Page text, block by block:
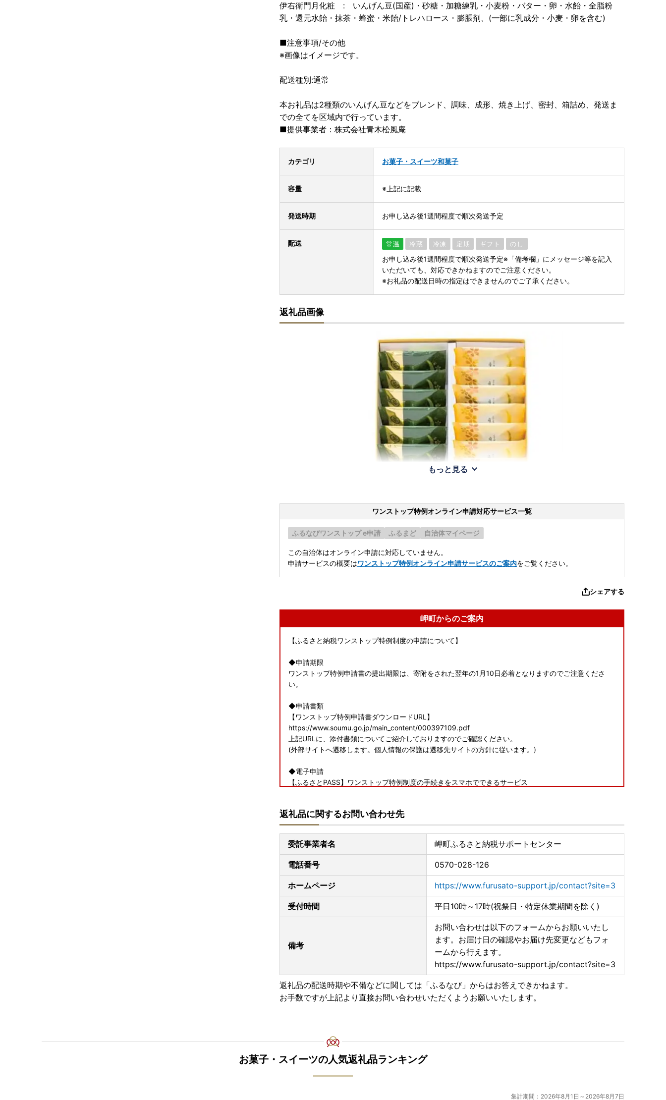
伊右衛門月化粧 : いんげん豆(国産)・砂糖・加糖練乳・小麦粉・バター・卵・水飴・全脂粉
乳・還元水飴・抹茶・蜂蜜・米飴/トレハロース・膨脹剤、(一部に乳成分・小麦・卵を含む)
■注意事項/その他
※画像はイメージです。
配送種別:通常
本お礼品は2種類のいんげん豆などをブレンド、調味、成形、焼き上げ、密封、箱詰め、発送ま
での全てを区域内で行っています。
■提供事業者：株式会社青木松風庵
カテゴリ お菓子・スイーツ和菓子
容量 ※上記に記載
発送時期 お申し込み後1週間程度で順次発送予定
配送 常温 冷蔵 冷凍 定期 ギフト のし
お申し込み後1週間程度で順次発送予定※「備考欄」にメッセージ等を記入
いただいても、対応できかねますのでご注意ください。
※お礼品の配送日時の指定はできませんのでご了承ください。
返礼品画像
もっと見る
ワンストップ特例オンライン申請対応サービス一覧
ふるなびワンストップ e申請 ふるまど 自治体マイページ
この自治体はオンライン申請に対応していません。
申請サービスの概要はワンストップ特例オンライン申請サービスのご案内をご覧ください。
シェアする
岬町からのご案内
【ふるさと納税ワンストップ特例制度の申請について】
◆申請期限
ワンストップ特例申請書の提出期限は、寄附をされた翌年の1月10日必着となりますのでご注意くださ
い。
◆申請書類
【ワンストップ特例申請書ダウンロードURL】
https://www.soumu.go.jp/main_content/000397109.pdf
上記URLに、添付書類についてご紹介しておりますのでご確認ください。
(外部サイトへ遷移します。個人情報の保護は遷移先サイトの方針に従います。)
◆電子申請
【ふるさとPASS】ワンストップ特例制度の手続きをスマホでできるサービス
(外部サイトへ遷移します。個人情報の保護は遷移先サイトの方針に従います。)
◆送付先
〒599-0303
岬町役場 まちづくり戦略室 企画地方創生担当
返礼品に関するお問い合わせ先
委託事業者名 岬町ふるさと納税サポートセンター
電話番号 0570-028-126
ホームページ https://www.furusato-support.jp/contact?site=3
受付時間 平日10時～17時(祝祭日・特定休業期間を除く)
備考
お問い合わせは以下のフォームからお願いいたし
ます。お届け日の確認やお届け先変更などもフォ
ームから行えます。
https://www.furusato-support.jp/contact?site=3
返礼品の配送時期や不備などに関しては「ふるなび」からはお答えできかねます。
お手数ですが上記より直接お問い合わせいただくようお願いいたします。
お菓子・スイーツの人気返礼品ランキング
集計期間：2026年8月1日～2026年8月7日